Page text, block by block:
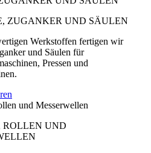
Werkstoffen fertigen wir
und Säulen für
Pressen und
und Messerwellen
ROLLEN UND